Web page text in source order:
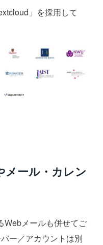
」を採用して
ール・カレン
Webメールも併せてご
ー／アカウントは別